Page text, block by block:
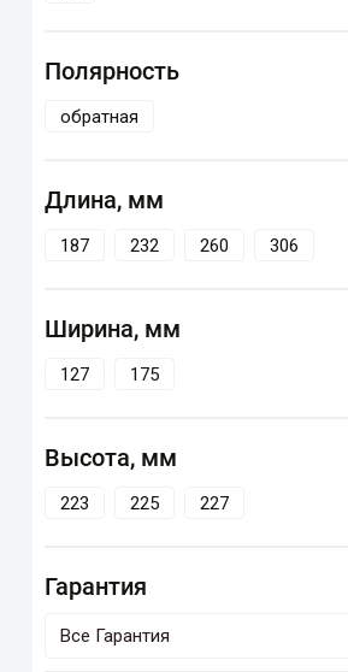
Полярность
обратная
Длина, мм
187 232 260 306
Ширина, мм
127 175
Высота, мм
223 225 227
Гарантия